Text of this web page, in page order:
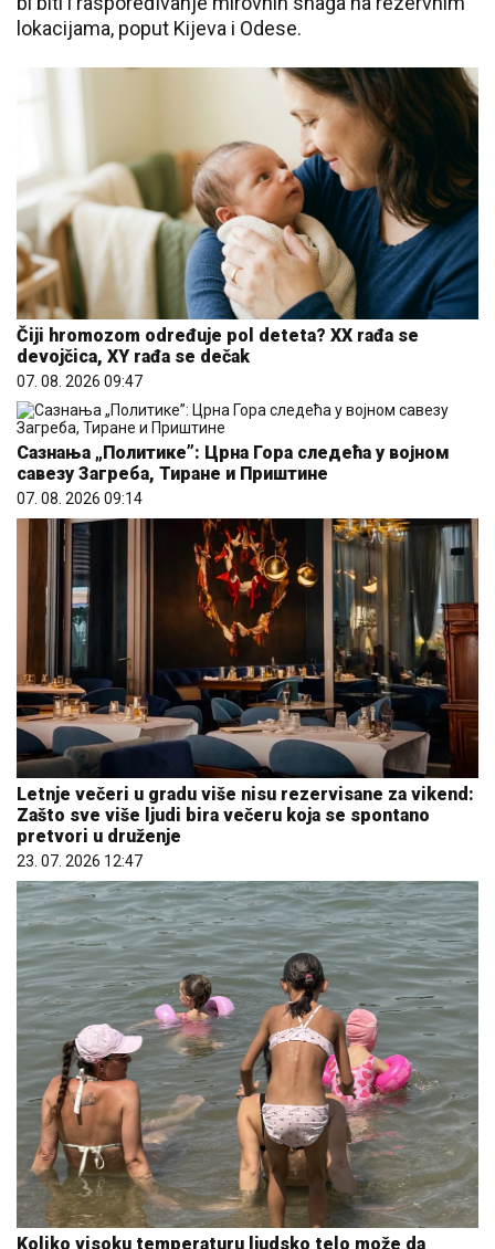
lokacijama, poput Kijeva i Odese.
Čiji hromozom određuje pol deteta? XX rađa se
devojčica, XY rađa se dečak
07. 08. 2026 09:47
Сазнања „Политике”: Црна Гора следећа у војном
савезу Загреба, Тиране и Приштине
07. 08. 2026 09:14
Letnje večeri u gradu više nisu rezervisane za vikend:
Zašto sve više ljudi bira večeru koja se spontano
pretvori u druženje
23. 07. 2026 12:47
Koliko visoku temperaturu ljudsko telo može da